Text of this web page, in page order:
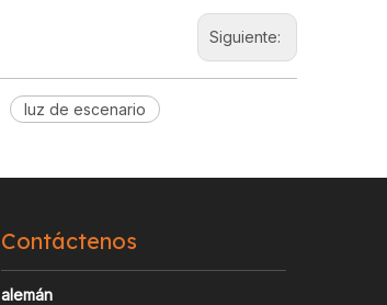
Siguiente:
luz de escenario
Contáctenos
alemán